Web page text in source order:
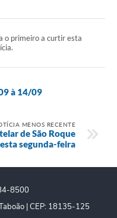
para MEI
o primeiro a curtir esta
à 14/09
MENOS RECENTE
de São Roque
segunda-feira
8500
| CEP: 18135-125